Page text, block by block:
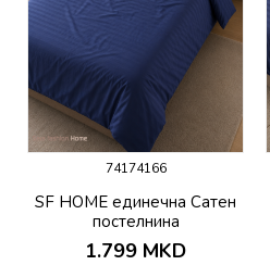
74174166
SF HOME единечна Сатен
постелнина
1.799 MKD